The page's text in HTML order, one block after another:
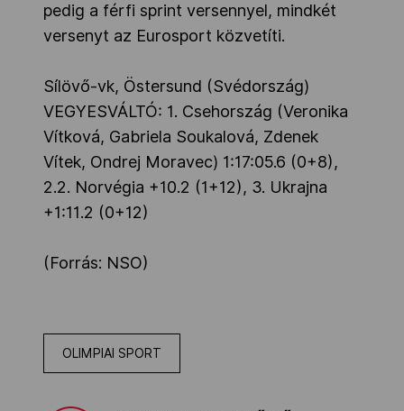
pedig a férfi sprint versennyel, mindkét
versenyt az Eurosport közvetíti.
Sílövő-vk, Östersund (Svédország)
VEGYESVÁLTÓ: 1. Csehország (Veronika
Vítková, Gabriela Soukalová, Zdenek
Vítek, Ondrej Moravec) 1:17:05.6 (0+8),
2.2. Norvégia +10.2 (1+12), 3. Ukrajna
+1:11.2 (0+12)
(Forrás: NSO)
OLIMPIAI SPORT